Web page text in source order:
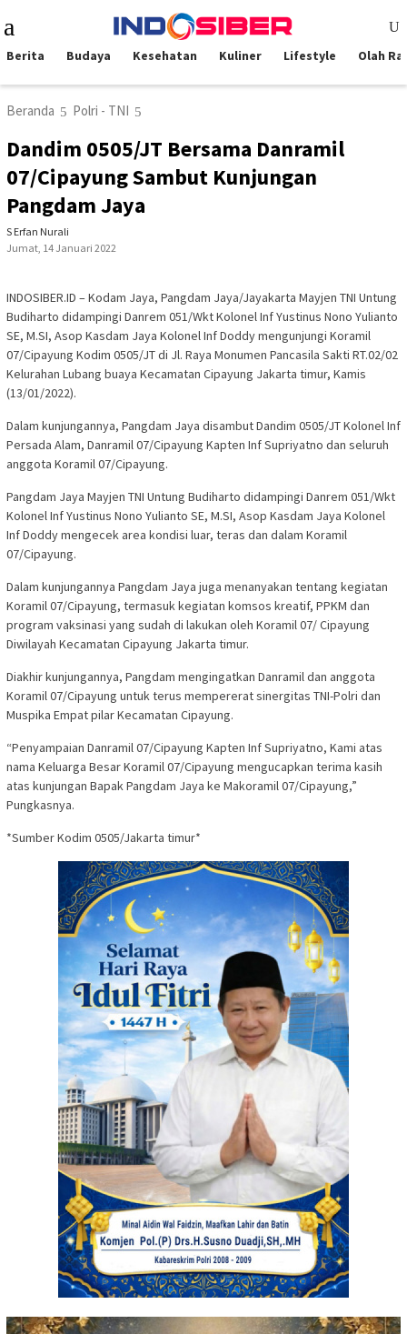
ke
Mobile
Berita Budaya Kesehatan Kuliner Lifestyle Olah
Beranda Polri - TNI
Dandim 0505/JT Bersama Danramil
07/Cipayung Sambut Kunjungan
Pangdam Jaya
S Erfan Nurali
Jumat, 14 Januari 2022
INDOSIBER.ID – Kodam Jaya, Pangdam Jaya/Jayakarta Mayjen TNI Untung
Budiharto didampingi Danrem 051/Wkt Kolonel Inf Yustinus Nono Yulianto
SE, M.SI, Asop Kasdam Jaya Kolonel Inf Doddy mengunjungi Koramil
07/Cipayung Kodim 0505/JT di Jl. Raya Monumen Pancasila Sakti RT.02/02
Kelurahan Lubang buaya Kecamatan Cipayung Jakarta timur, Kamis
(13/01/2022).
Dalam kunjungannya, Pangdam Jaya disambut Dandim 0505/JT Kolonel Inf
Persada Alam, Danramil 07/Cipayung Kapten Inf Supriyatno dan seluruh
anggota Koramil 07/Cipayung.
Pangdam Jaya Mayjen TNI Untung Budiharto didampingi Danrem 051/Wkt
Kolonel Inf Yustinus Nono Yulianto SE, M.SI, Asop Kasdam Jaya Kolonel
Inf Doddy mengecek area kondisi luar, teras dan dalam Koramil
07/Cipayung.
Dalam kunjungannya Pangdam Jaya juga menanyakan tentang kegiatan
Koramil 07/Cipayung, termasuk kegiatan komsos kreatif, PPKM dan
program vaksinasi yang sudah di lakukan oleh Koramil 07/ Cipayung
Diwilayah Kecamatan Cipayung Jakarta timur.
Diakhir kunjungannya, Pangdam mengingatkan Danramil dan anggota
Koramil 07/Cipayung untuk terus mempererat sinergitas TNI-Polri dan
Muspika Empat pilar Kecamatan Cipayung.
“Penyampaian Danramil 07/Cipayung Kapten Inf Supriyatno, Kami atas
nama Keluarga Besar Koramil 07/Cipayung mengucapkan terima kasih
atas kunjungan Bapak Pangdam Jaya ke Makoramil 07/Cipayung,”
Pungkasnya.
*Sumber Kodim 0505/Jakarta timur*